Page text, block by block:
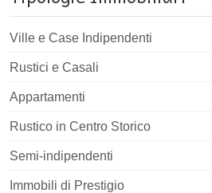
Ville e Case Indipendenti
Rustici e Casali
Appartamenti
Rustico in Centro Storico
Semi-indipendenti
Immobili di Prestigio